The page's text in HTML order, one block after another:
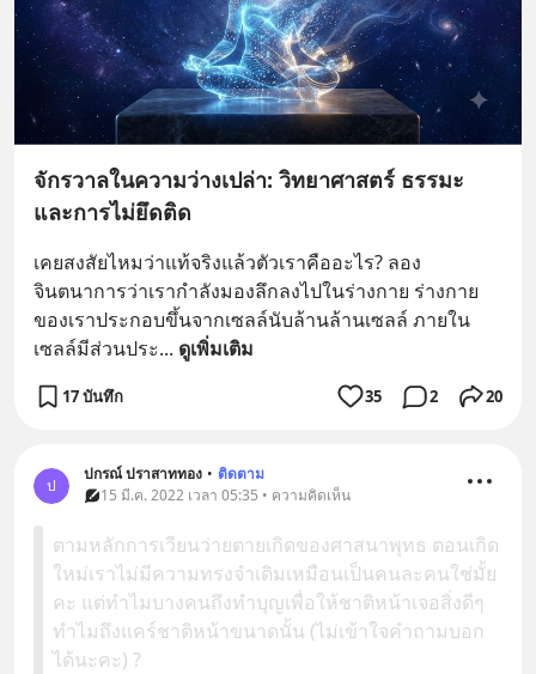
จักรวาลในความว่างเปล่า: วิทยาศาสตร์ ธรรมะ
และการไม่ยึดติด
เคยสงสัยไหมว่าแท้จริงแล้วตัวเราคืออะไร? ลอง
จินตนาการว่าเรากำลังมองลึกลงไปในร่างกาย ร่างกาย
ของเราประกอบขึ้นจากเซลล์นับล้านล้านเซลล์ ภายใน
เซลล์มีส่วนประ... ดูเพิ่มเติม
17 บันทึก 35 2 20
ป
ปกรณ์ ปราสาททอง • ติดตาม
15 มี.ค. 2022 เวลา 05:35 • ความคิดเห็น
ตามหลักการเวียนว่ายตายเกิดของศาสนาพุทธ ตอนเกิด
ใหม่เราไม่มีความทรงจำเดิมเหมือนเป็นคนละคนใช่มั้ย
คะ แต่ทำไมบางคนถึงทำบุญเพื่อให้ชาติหน้าเจอสิ่งดีๆ
ทำไมถึงแคร์ชาติหน้าขนาดนั้น (ไม่เข้าใจคำถามบอก
ได้นะคะ) ?